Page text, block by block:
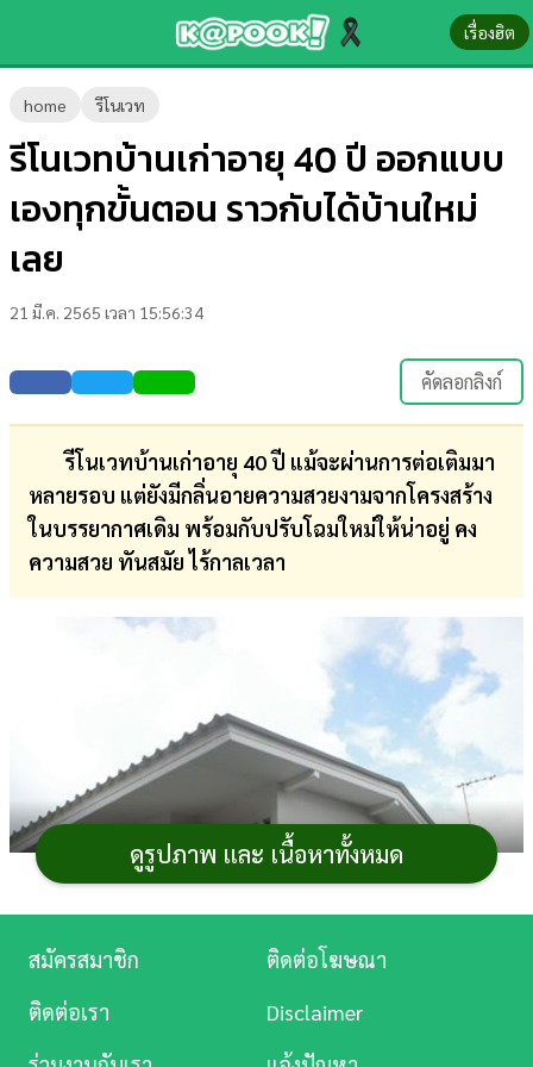
เรื่องฮิต
home รีโนเวท
รีโนเวทบ้านเก่าอายุ 40 ปี ออกแบบ
เองทุกขั้นตอน ราวกับได้บ้านใหม่
เลย
21 มี.ค. 2565 เวลา 15:56:34
คัดลอกลิงก์
รีโนเวทบ้านเก่าอายุ 40 ปี แม้จะผ่านการต่อเติมมา
หลายรอบ แต่ยังมีกลิ่นอายความสวยงามจากโครงสร้าง
ในบรรยากาศเดิม พร้อมกับปรับโฉมใหม่ให้น่าอยู่ คง
ความสวย ทันสมัย ไร้กาลเวลา
ดูรูปภาพ และ เนื้อหาทั้งหมด
ข่าว-
ความ
รู้
บันเทิง
ตรวจ
หวย
บอล
สด
การ
บันเทิง
ดู
หนัง
สมัครสมาชิก
ติดต่อโฆษณา
ติดต่อเรา
Disclaimer